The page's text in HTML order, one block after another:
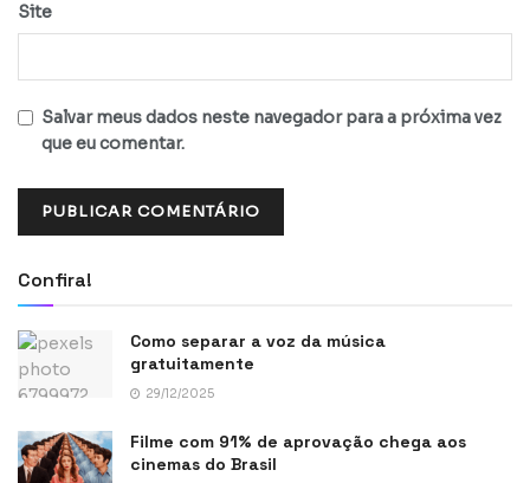
Site
Salvar meus dados neste navegador para a próxima vez
que eu comentar.
Confira!
Como separar a voz da música
gratuitamente
29/12/2025
Filme com 91% de aprovação chega aos
cinemas do Brasil